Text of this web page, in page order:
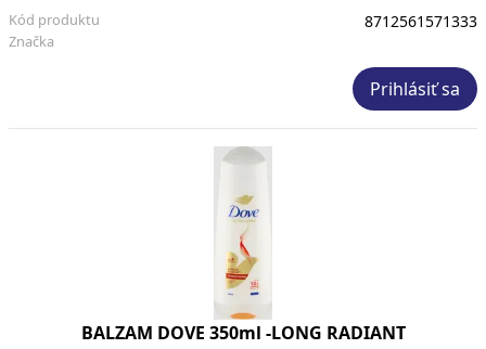
Značka
Kód produktu 8712561571333
Prihlásiť sa
BALZAM DOVE 350ml -LONG RADIANT